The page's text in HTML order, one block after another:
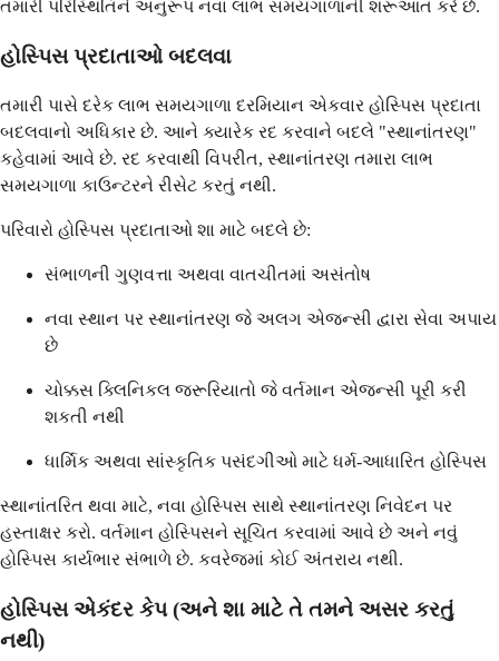
તમારી પરિસ્થિતિને અનુરૂપ નવા લાભ સમયગાળાની શરૂઆત કરે છે.
હોસ્પિસ પ્રદાતાઓ બદલવા
તમારી પાસે દરેક લાભ સમયગાળા દરમિયાન એકવાર હોસ્પિસ પ્રદાતા
બદલવાનો અધિકાર છે. આને ક્યારેક રદ કરવાને બદલે "સ્થાનાંતરણ"
કહેવામાં આવે છે. રદ કરવાથી વિપરીત, સ્થાનાંતરણ તમારા લાભ
સમયગાળા કાઉન્ટરને રીસેટ કરતું નથી.
પરિવારો હોસ્પિસ પ્રદાતાઓ શા માટે બદલે છે:
સંભાળની ગુણવત્તા અથવા વાતચીતમાં અસંતોષ
નવા સ્થાન પર સ્થાનાંતરણ જે અલગ એજન્સી દ્વારા સેવા અપાય
છે
ચોક્કસ ક્લિનિકલ જરૂરિયાતો જે વર્તમાન એજન્સી પૂરી કરી
શકતી નથી
ધાર્મિક અથવા સાંસ્કૃતિક પસંદગીઓ માટે ધર્મ-આધારિત હોસ્પિસ
સ્થાનાંતરિત થવા માટે, નવા હોસ્પિસ સાથે સ્થાનાંતરણ નિવેદન પર
હસ્તાક્ષર કરો. વર્તમાન હોસ્પિસને સૂચિત કરવામાં આવે છે અને નવું
હોસ્પિસ કાર્યભાર સંભાળે છે. કવરેજમાં કોઈ અંતરાય નથી.
હોસ્પિસ એકંદર કેપ (અને શા માટે તે તમને અસર કરતું
નથી)